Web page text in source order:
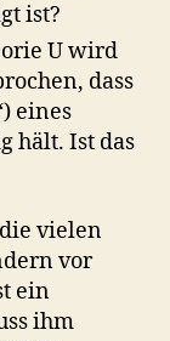
ist?
U wird
dass
eines
hält. Ist das
vielen
vor
ein
ihm